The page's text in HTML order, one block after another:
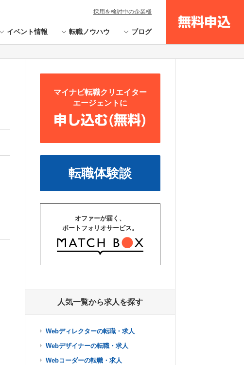
イベント情報 転職ノウハウ ブログ
無料申込
採用を検討中の企業様
マイナビ転職クリエイター
エージェントに
申し込む(無料)
転職体験談
オファーが届く、
ポートフォリオサービス。
人気一覧から求人を探す
Webディレクターの転職・求人
Webデザイナーの転職・求人
Webコーダーの転職・求人